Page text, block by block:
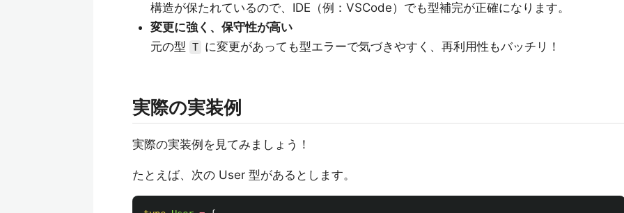
構造が保たれているので、IDE（例：VSCode）でも型補完が正確になります。
変更に強く、保守性が高い
元の型 T に変更があっても型エラーで気づきやすく、再利用性もバッチリ！
実際の実装例
実際の実装例を見てみましょう！
たとえば、次の User 型があるとします。